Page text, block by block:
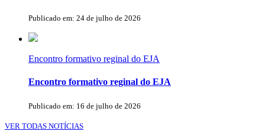
Publicado em: 24 de julho de 2026
Encontro formativo reginal do EJA
Encontro formativo reginal do EJA
Publicado em: 16 de julho de 2026
VER TODAS NOTÍCIAS